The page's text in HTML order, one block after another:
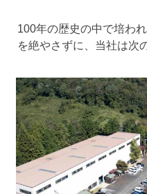
100年の歴史の中で培わ
を絶やさずに、当社は次